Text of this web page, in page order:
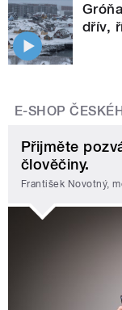
dřív,
E-SHOP
Přijměte
člověčiny.
František Novotný,